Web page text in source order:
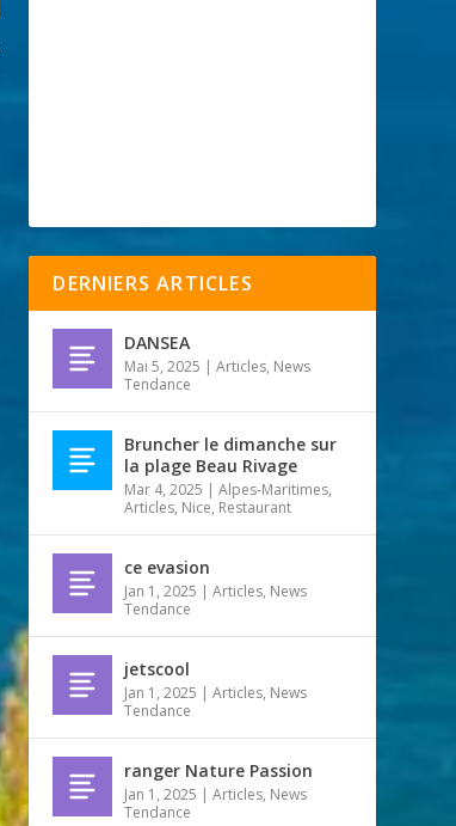
DERNIERS ARTICLES
DANSEA
Mai 5, 2025 |Articles, News
Tendance
Bruncher le dimanche sur
la plage Beau Rivage
Mar 4, 2025 |Alpes-Maritimes,
Articles, Nice, Restaurant
ce evasion
Jan 1, 2025 |Articles, News
Tendance
jetscool
Jan 1, 2025 |Articles, News
Tendance
ranger Nature Passion
Jan 1, 2025 |Articles, News
Tendance